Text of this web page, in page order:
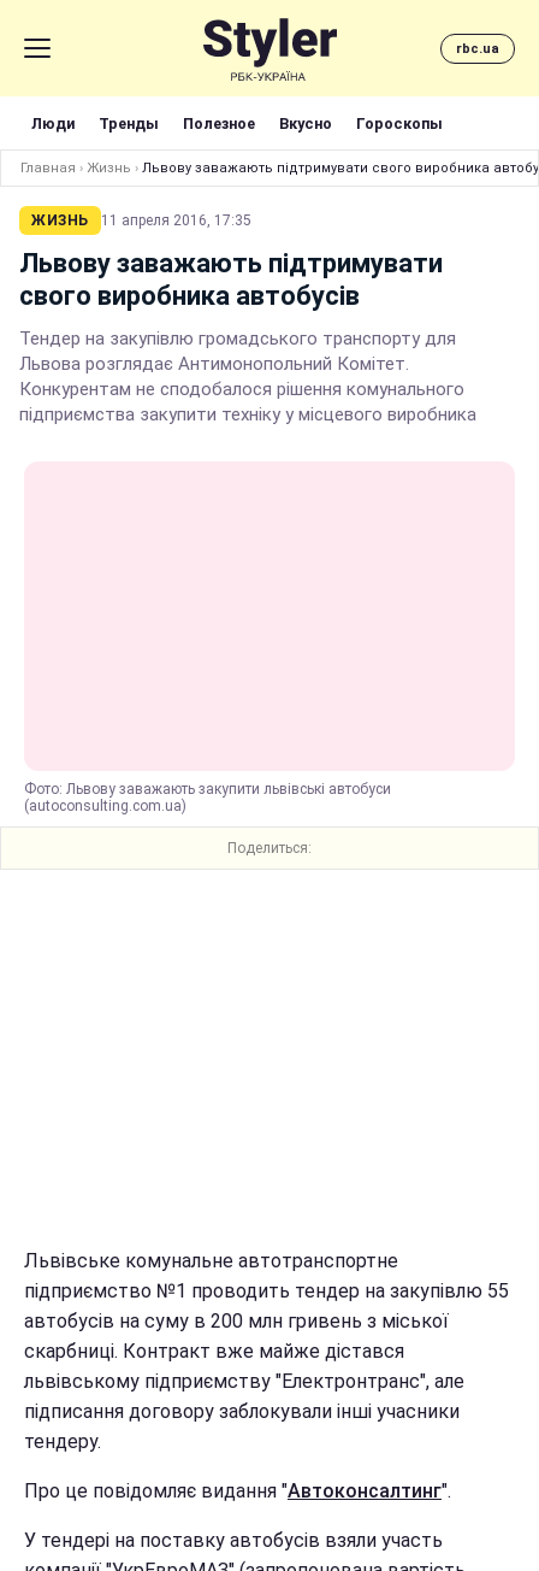
rbc.ua
Люди Тренды Полезное Вкусно Гороскопы
Главная › Жизнь › Львову заважають підтримувати свого виробника
ЖИЗНЬ 11 апреля 2016, 17:35
Львову заважають підтримувати
свого виробника автобусів
Тендер на закупівлю громадського транспорту для
Львова розглядає Антимонопольний Комітет.
Конкурентам не сподобалося рішення комунального
підприємства закупити техніку у місцевого виробника
Фото: Львову заважають закупити львівські автобуси
(autoconsulting.com.ua)
Поделиться:
Львівське комунальне автотранспортне
підприємство №1 проводить тендер на закупівлю 55
автобусів на суму в 200 млн гривень з міської
скарбниці. Контракт вже майже дістався
львівському підприємству "Електронтранс", але
підписання договору заблокували інші учасники
тендеру.
Про це повідомляє видання "Автоконсалтинг".
У тендері на поставку автобусів взяли участь